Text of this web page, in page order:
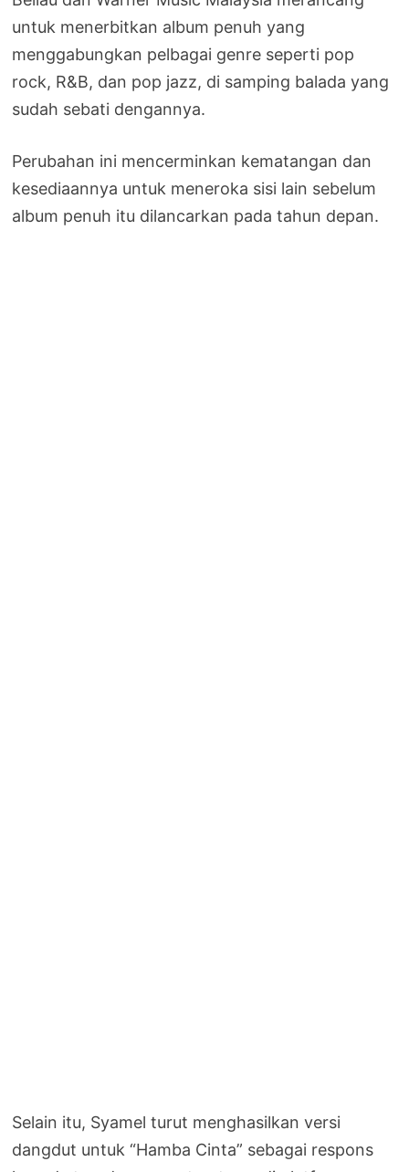
untuk menerbitkan album penuh yang
menggabungkan pelbagai genre seperti pop
rock, R&B, dan pop jazz, di samping balada yang
sudah sebati dengannya.
Perubahan ini mencerminkan kematangan dan
kesediaannya untuk meneroka sisi lain sebelum
album penuh itu dilancarkan pada tahun depan.
Selain itu, Syamel turut menghasilkan versi
dangdut untuk “Hamba Cinta” sebagai respons